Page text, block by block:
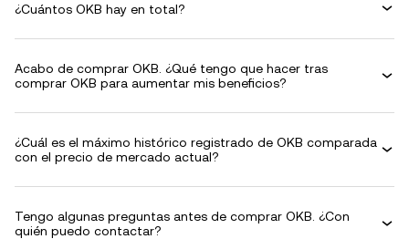
¿Cuántos OKB hay en total?
Acabo de comprar OKB. ¿Qué tengo que hacer tras
comprar OKB para aumentar mis beneficios?
¿Cuál es el máximo histórico registrado de OKB comparada
con el precio de mercado actual?
Tengo algunas preguntas antes de comprar OKB. ¿Con
quién puedo contactar?